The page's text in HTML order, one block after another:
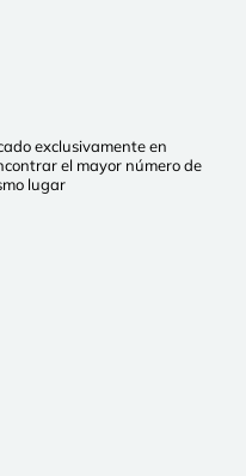
exclusivamente en
el mayor número de
lugar